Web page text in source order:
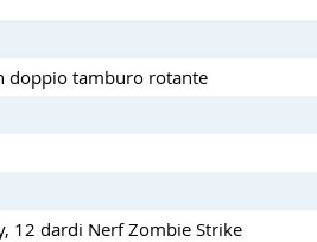
doppio tamburo rotante
12 dardi Nerf Zombie Strike